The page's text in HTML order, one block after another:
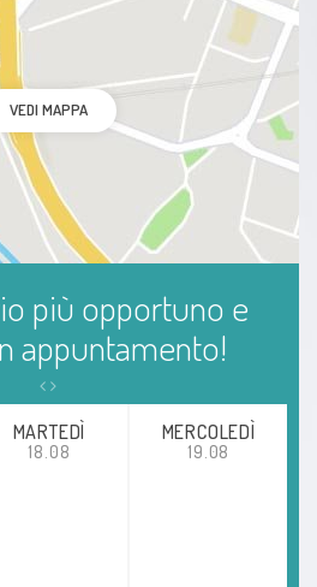
(esofagite)
VEDI MAPPA
più opportuno e
appuntamento!
MARTEDÌ
18.08
MERCOLEDÌ
19.08